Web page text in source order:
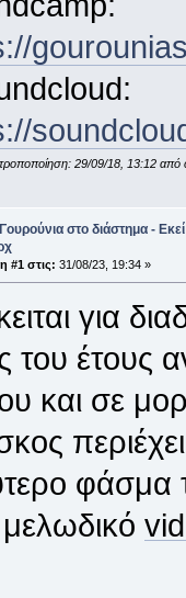
τροποποίηση: 29/09/18, 13:12
στο διάστημα -
#1 στις: 31/08/23, 19:34 »
για
του έτους
και σε
φάσμα